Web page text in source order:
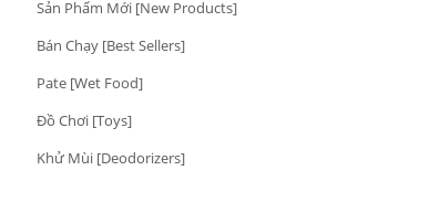
Sản Phẩm Mới [New Products]
Bán Chạy [Best Sellers]
Pate [Wet Food]
Đồ Chơi [Toys]
Khử Mùi [Deodorizers]